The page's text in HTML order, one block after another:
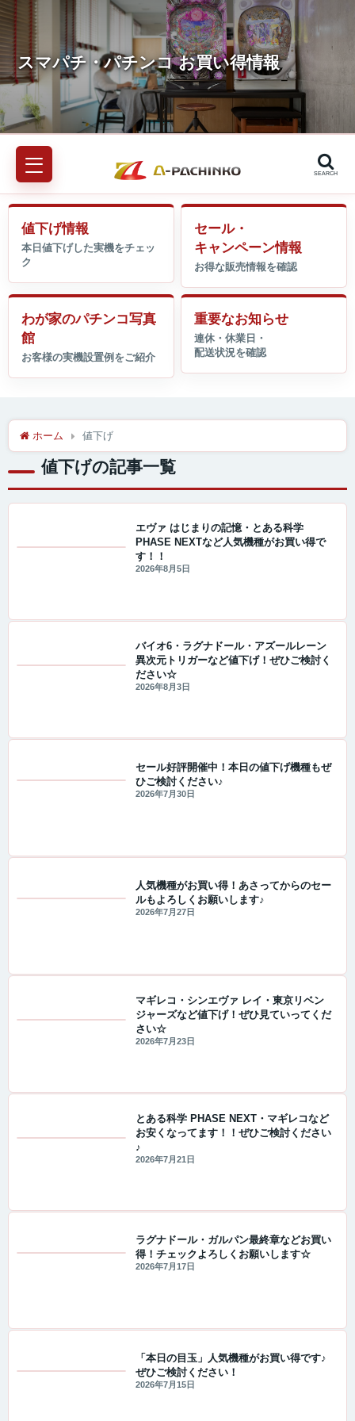
SEARCH
値下げ情報
セール・
キャンペーン情報
わが家のパチンコ写真
館
重要なお知らせ
ホーム 値下げ
値下げの記事一覧
エヴァ はじまりの記憶・とある科学
PHASE NEXTなど人気機種がお買い得で
す！！
2026年8月5日
バイオ6・ラグナドール・アズールレーン
異次元トリガーなど値下げ！ぜひご検討く
ださい☆
2026年8月3日
セール好評開催中！本日の値下げ機種もぜ
ひご検討ください♪
2026年7月30日
人気機種がお買い得！あさってからのセー
ルもよろしくお願いします♪
2026年7月27日
マギレコ・シンエヴァ レイ・東京リベン
ジャーズなど値下げ！ぜひ見ていってくだ
さい☆
2026年7月23日
とある科学 PHASE NEXT・マギレコなど
お安くなってます！！ぜひご検討ください
♪
2026年7月21日
ラグナドール・ガルパン最終章などお買い
得！チェックよろしくお願いします☆
2026年7月17日
「本日の目玉」人気機種がお買い得です♪
ぜひご検討ください！
2026年7月15日